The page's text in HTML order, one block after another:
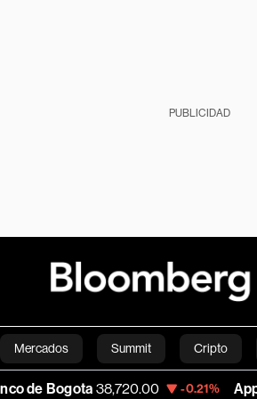
PUBLICIDAD
Mercados Summit Cripto
Economía Estilo de vida
38,720.00 -0.21% Apple 310.94